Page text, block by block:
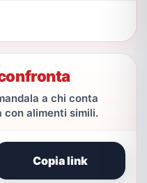
a chi conta
con alimenti simili.
Copia link